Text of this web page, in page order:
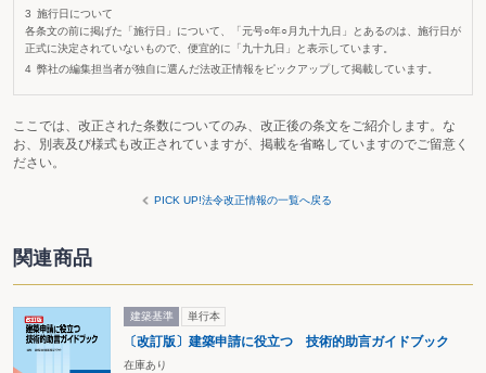
施行日について
各条文の前に掲げた「施行日」について、「元号○年○月九十九日」とあるのは、施行日が
正式に決定されていないもので、便宜的に「九十九日」と表示しています。
弊社の編集担当者が独自に選んだ法改正情報をピックアップして掲載しています。
ここでは、改正された条数についてのみ、改正後の条文をご紹介します。な
お、別表及び様式も改正されていますが、掲載を省略していますのでご留意く
ださい。
PICK UP!法令改正情報の一覧へ戻る
関連商品
建築基準 単行本
〔改訂版〕建築申請に役立つ 技術的助言ガイドブック
在庫あり